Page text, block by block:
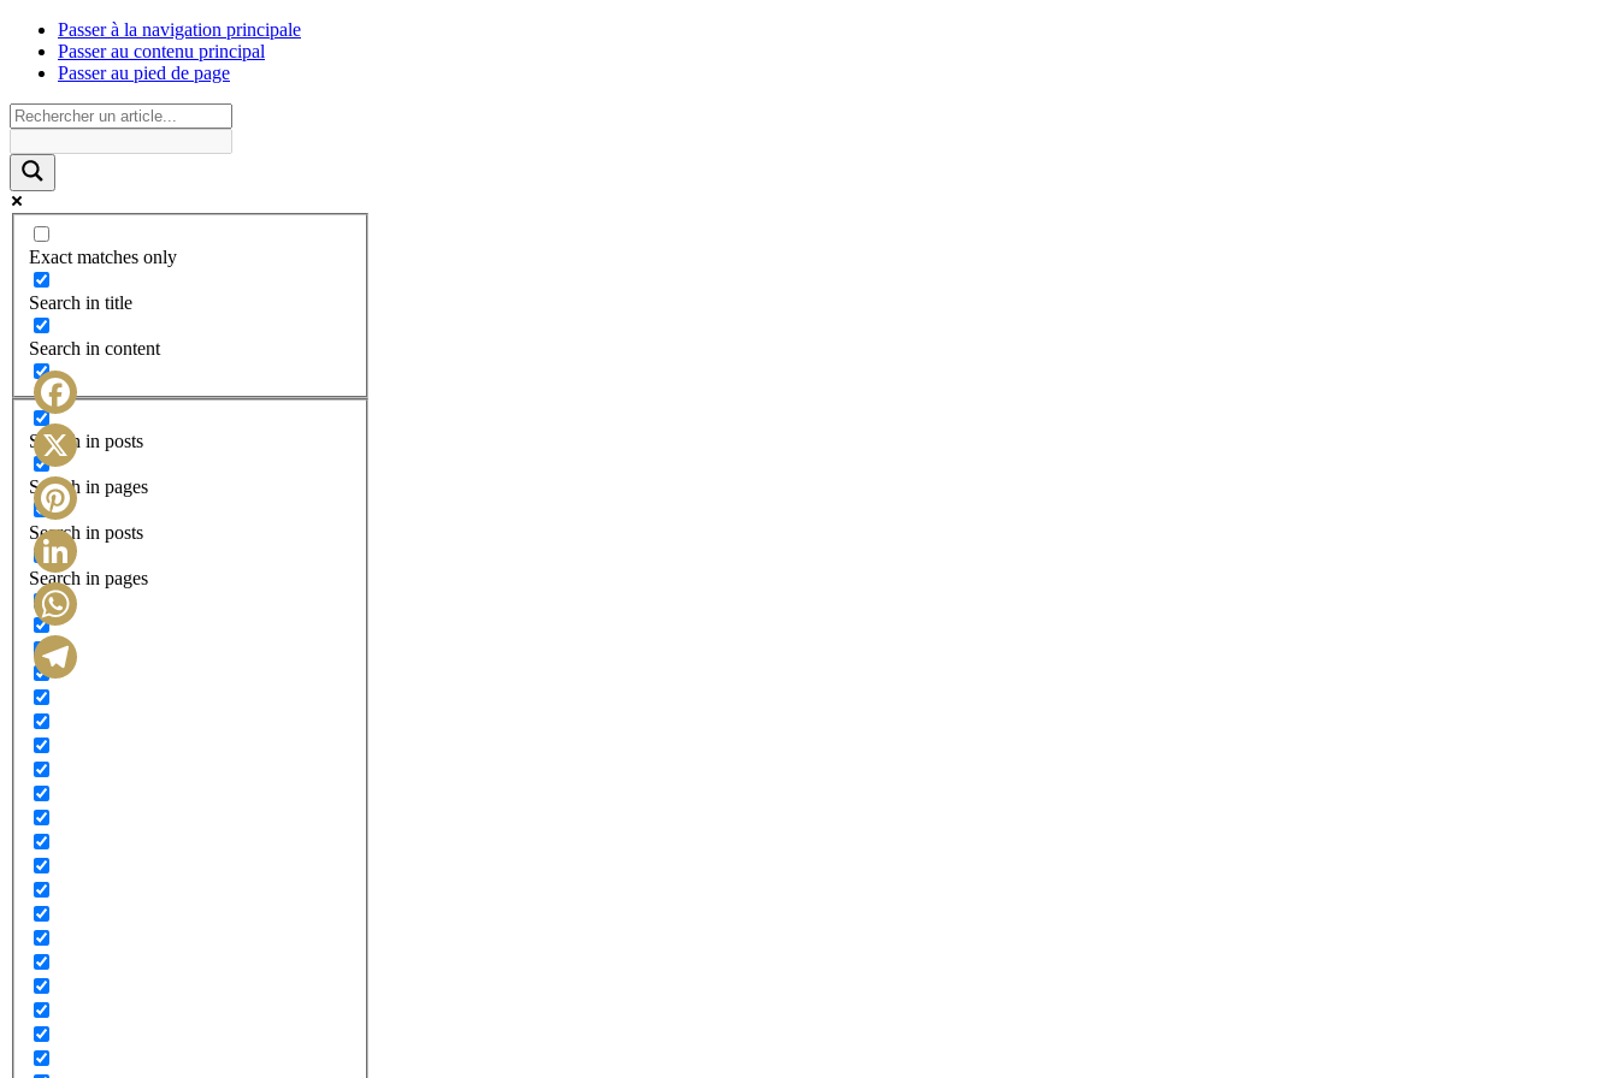
Passer à la navigation principale
Passer au contenu principal
Passer au pied de page
Exact matches only
Search in title
Search in content
Search in posts
Search in pages
Search in posts
Search in pages
Facebook
X
Pinterest
LinkedIn
WhatsApp
Telegram